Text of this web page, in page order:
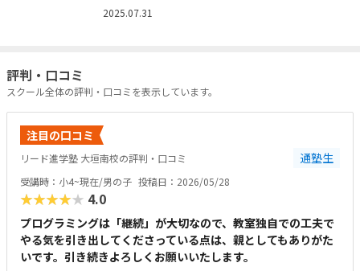
2025.07.31
評判・口コミ
スクール全体の評判・口コミを表示しています。
注目の口コミ
リード進学塾 大垣南校の評判・口コミ 通塾生
受講時：小4~現在/男の子 投稿日：2026/05/28
★★★★★ 4.0
プログラミングは「継続」が大切なので、教室独自での工夫で
やる気を引き出してくださっている点は、親としてもありがた
いです。引き続きよろしくお願いいたします。